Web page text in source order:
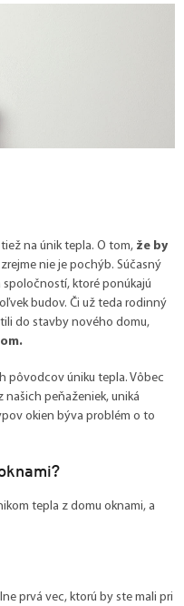
na únik tepla. O tom, že by
zrejme nie je pochýb. Súčasný
ktoré ponúkajú
budov. Či už teda rodinný
do stavby nového domu,
pôvodcov úniku tepla. Vôbec
peňaženiek, uniká
okien býva problém o to
tepla z domu oknami, a
prvá vec, ktorú by ste mali pri